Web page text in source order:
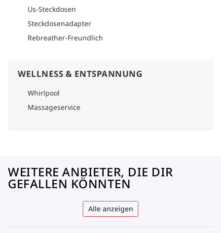
Us-Steckdosen
Steckdosenadapter
Rebreather-Freundlich
WELLNESS & ENTSPANNUNG
Whirlpool
Massageservice
WEITERE ANBIETER, DIE DIR
GEFALLEN KÖNNTEN
Alle anzeigen